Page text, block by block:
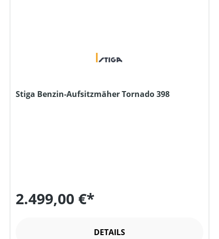
Stiga Benzin-Aufsitzmäher Tornado 398
2.499,00 €*
DETAILS